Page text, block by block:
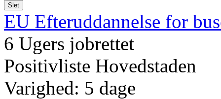
Slet
EU Efteruddannelse for
6 Ugers jobrettet
Positivliste Hovedstaden
Varighed: 5 dage